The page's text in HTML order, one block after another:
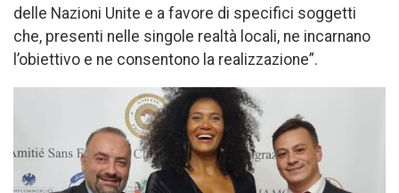
delle Nazioni Unite e a favore di specifici soggetti
che, presenti nelle singole realtà locali, ne incarnano
l’obiettivo e ne consentono la realizzazione”.